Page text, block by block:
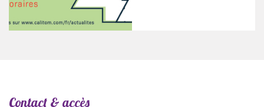
Contact & accès